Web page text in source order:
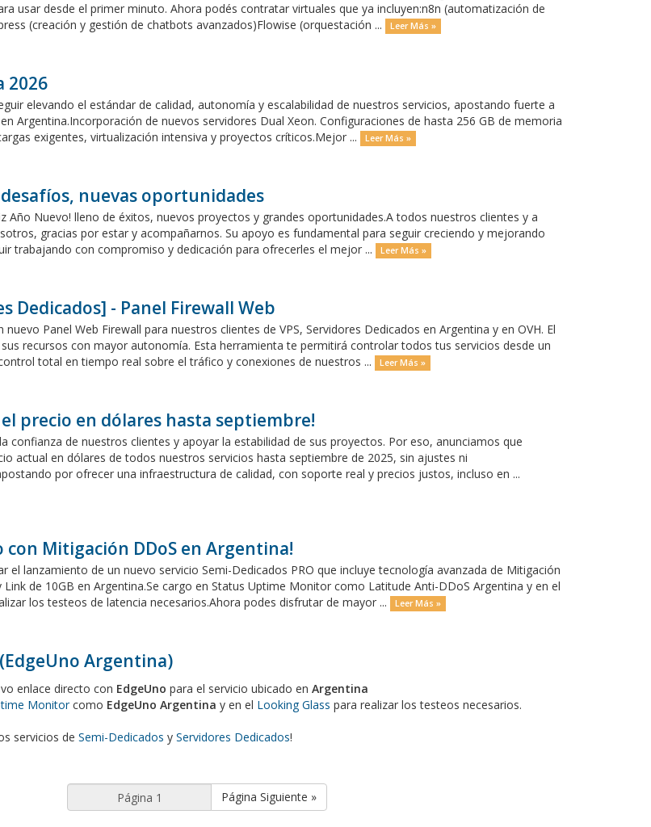
usar desde el primer minuto. Ahora podés contratar virtuales que ya incluyen:n8n (automatización de
(creación y gestión de chatbots avanzados)Flowise (orquestación ...
Leer Más »
2026
elevando el estándar de calidad, autonomía y escalabilidad de nuestros servicios, apostando fuerte a
Argentina.Incorporación de nuevos servidores Dual Xeon. Configuraciones de hasta 256 GB de memoria
exigentes, virtualización intensiva y proyectos críticos.Mejor ...
Leer Más »
nuevas oportunidades
Año Nuevo! lleno de éxitos, nuevos proyectos y grandes oportunidades.A todos nuestros clientes y a
gracias por estar y acompañarnos. Su apoyo es fundamental para seguir creciendo y mejorando
trabajando con compromiso y dedicación para ofrecerles el mejor ...
Leer Más »
Dedicados] - Panel Firewall Web
Panel Web Firewall para nuestros clientes de VPS, Servidores Dedicados en Argentina y en OVH. El
recursos con mayor autonomía. Esta herramienta te permitirá controlar todos tus servicios desde un
total en tiempo real sobre el tráfico y conexiones de nuestros ...
Leer Más »
precio en dólares hasta septiembre!
confianza de nuestros clientes y apoyar la estabilidad de sus proyectos. Por eso, anunciamos que
actual en dólares de todos nuestros servicios hasta septiembre de 2025, sin ajustes ni
por ofrecer una infraestructura de calidad, con soporte real y precios justos, incluso en ...
con Mitigación DDoS en Argentina!
el lanzamiento de un nuevo servicio Semi-Dedicados PRO que incluye tecnología avanzada de Mitigación
Link de 10GB en Argentina.Se cargo en Status Uptime Monitor como Latitude Anti-DDoS Argentina y en el
los testeos de latencia necesarios.Ahora podes disfrutar de mayor ...
Leer Más »
Argentina)
enlace directo con EdgeUno para el servicio ubicado en Argentina
Monitorcomo EdgeUno Argentina y en el Looking Glass para realizar los testeos necesarios.
servicios de Semi-Dedicados y Servidores Dedicados!
Página Siguiente »